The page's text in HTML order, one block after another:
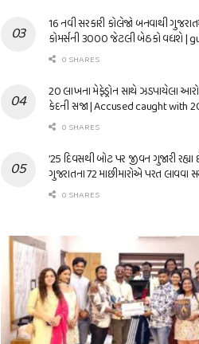
16 નવી સરકારી કોલેજો બનવાથી
કોમર્સની 3000 જેટલી બેઠકો વધશે |
0 SHARES
20 લાખના મેફેડ્રોન સાથે ઝડપાયેલા
કેદની સજા | Accused caught with
0 SHARES
’25 દિવસથી બોટ પર જીવન ગુજારી રહ્યા
ગુજરાતના 72 માછીમારોએ પરત લાવવા
0 SHARES